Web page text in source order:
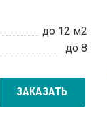
до 12 м2
до 8
ЗАКАЗАТЬ